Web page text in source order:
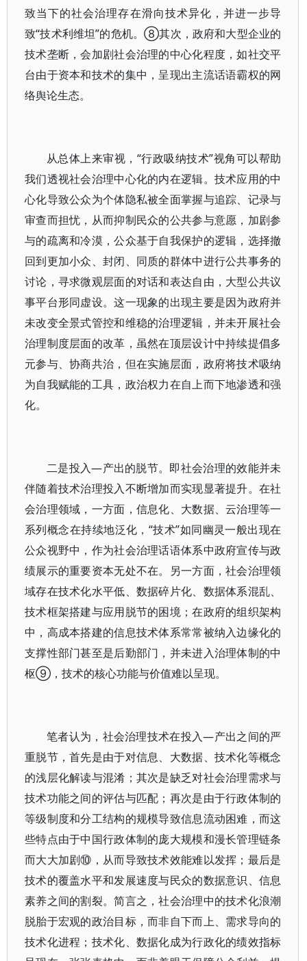
致当下的社会治理存在滑向技术异化，并进一步导
致“技术利维坦”的危机。⑧其次，政府和大型企业的
技术垄断，会加剧社会治理的中心化程度，如社交平
台由于资本和技术的集中，呈现出主流话语霸权的网
络舆论生态。
从总体上来审视，“行政吸纳技术”视角可以帮助
我们透视社会治理中心化的内在逻辑。技术应用的中
心化导致公众为个体隐私被全面掌握与追踪、记录与
审查而担忧，从而抑制民众的公共参与意愿，加剧参
与的疏离和冷漠，公众基于自我保护的逻辑，选择撤
回到更加小众、封闭、同质的群体中进行公共事务的
讨论，寻求微观层面的对话和表达自由，大型公共议
事平台形同虚设。这一现象的出现主要是因为政府并
未改变全景式管控和维稳的治理逻辑，并未开展社会
治理制度层面的改革，虽然在顶层设计中持续提倡多
元参与、协商共治，但在实施层面，政府将技术吸纳
为自我赋能的工具，政治权力在自上而下地渗透和强
化。
二是投入—产出的脱节。即社会治理的效能并未
伴随着技术治理投入不断增加而实现显著提升。在社
会治理领域，一方面，信息化、大数据、云治理等一
系列概念在持续地泛化，“技术”如同幽灵一般出现在
公众视野中，作为社会治理话语体系中政府宣传与政
绩展示的重要资本无处不在。另一方面，社会治理领
域存在技术化水平低、数据碎片化、数据体系混乱、
技术框架搭建与应用脱节的困境；在政府的组织架构
中，高成本搭建的信息技术体系常常被纳入边缘化的
支撑性部门甚至是后勤部门，并未进入治理体制的中
枢⑨，技术的核心功能与价值难以呈现。
笔者认为，社会治理技术在投入—产出之间的严
重脱节，首先是由于对信息、大数据、技术化等概念
的浅层化解读与混淆；其次是缺乏对社会治理需求与
技术功能之间的评估与匹配；再次是由于行政体制的
等级制度和分工结构的规模导致信息流动困难，而这
些特点由于中国行政体制的庞大规模和漫长管理链条
而大大加剧⑩，从而导致技术效能难以发挥；最后是
技术的覆盖水平和发展速度与民众的数据意识、信息
素养之间的割裂。简言之，社会治理中的技术化浪潮
脱胎于宏观的政治目标，而非自下而上、需求导向的
技术化进程；技术化、数据化成为行政化的绩效指标